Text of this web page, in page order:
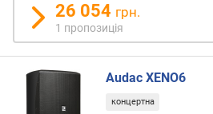
с
в
26 054 грн.
1 пропозиція
Audac XENO6
концертна